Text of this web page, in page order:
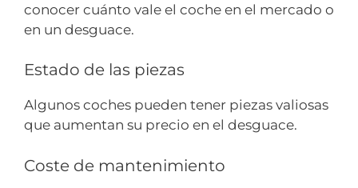
conocer cuánto vale el coche en el mercado o
en un desguace.
Estado de las piezas
Algunos coches pueden tener piezas valiosas
que aumentan su precio en el desguace.
Coste de mantenimiento